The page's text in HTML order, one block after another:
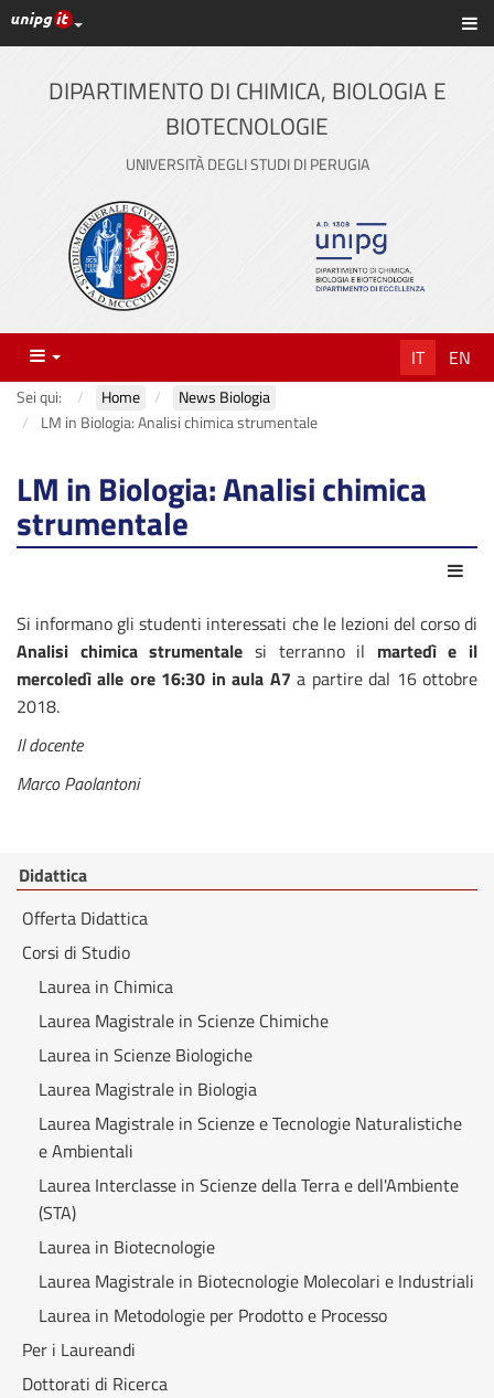
Vai
al
contenuto
principale
Link ai principali servizi web di Ateneo
DIPARTIMENTO DI CHIMICA, BIOLOGIA E
BIOTECNOLOGIE
UNIVERSITÀ DEGLI STUDI DI PERUGIA
Menu IT EN
Sei qui: Home
News Biologia
LM in Biologia: Analisi chimica strumentale
LM in Biologia: Analisi chimica
strumentale
Si informano gli studenti interessati che le lezioni del corso di
Analisi chimica strumentale si terranno il martedì e il
mercoledì alle ore 16:30 in aula A7 a partire dal 16 ottobre
2018.
Il docente
Marco Paolantoni
Didattica
Offerta Didattica
Corsi di Studio
Laurea in Chimica
Laurea Magistrale in Scienze Chimiche
Laurea in Scienze Biologiche
Laurea Magistrale in Biologia
Laurea Magistrale in Scienze e Tecnologie Naturalistiche
e Ambientali
Laurea Interclasse in Scienze della Terra e dell'Ambiente
(STA)
Laurea in Biotecnologie
Laurea Magistrale in Biotecnologie Molecolari e Industriali
Laurea in Metodologie per Prodotto e Processo
Per i Laureandi
Dottorati di Ricerca